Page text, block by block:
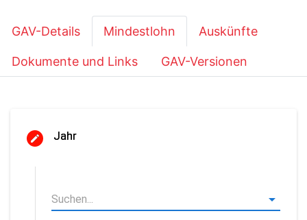
GAV-Details Mindestlohn Auskünfte
Dokumente und Links GAV-Versionen
Jahr